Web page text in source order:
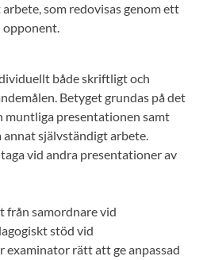
som redovisas genom ett
opponent.
både skriftligt och
Betyget grundas på det
muntliga presentationen samt
självständigt arbete.
vid andra presentationer av
från samordnare vid
stöd vid
rätt att ge anpassad